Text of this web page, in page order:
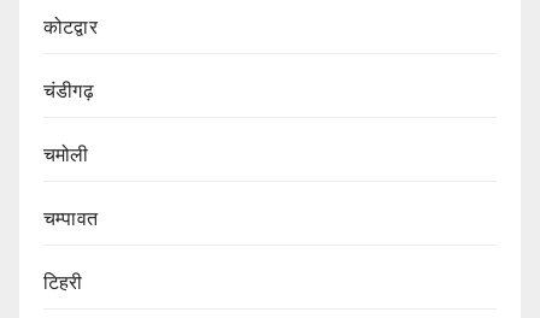
कोटद्वार
चंडीगढ़
चमोली
चम्पावत
टिहरी